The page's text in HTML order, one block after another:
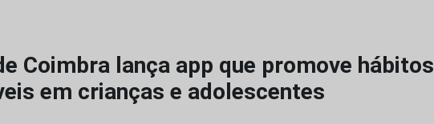
Coimbra lança app que promove hábitos
em crianças e adolescentes